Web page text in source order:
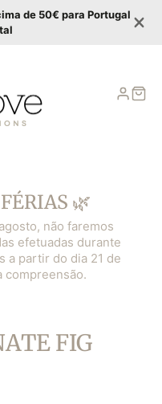
de 50€ para Portugal
🌿
não faremos
efetuadas durante
a partir do dia 21 de
compreensão.
FIG